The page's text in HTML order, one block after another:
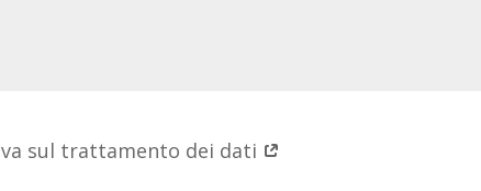
sul trattamento dei dati